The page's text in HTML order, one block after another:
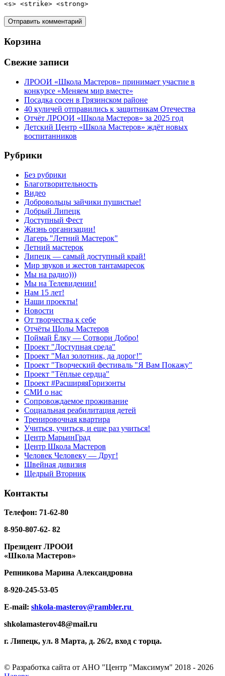
<s> <strike> <strong>
Корзина
Свежие записи
ЛРООИ «Школа Мастеров» принимает участие в
конкурсе «Меняем мир вместе»
Посадка сосен в Грязинском районе
40 куличей отправились к защитникам Отечества
Отчёт ЛРООИ «Школа Мастеров» за 2025 год
Детский Центр «Школа Мастеров» ждёт новых
воспитанников
Рубрики
Без рубрики
Благотворительность
Видео
Добровольцы зайчики пушистые!
Добрый Липецк
Доступный Фест
Жизнь организации!
Лагерь "Летний Мастерок"
Летний мастерок
Липецк — самый доступный край!
Мир звуков и жестов тантамаресок
Мы на радио)))
Мы на Телевидении!
Нам 15 лет!
Наши проекты!
Новости
От творчества к себе
Отчёты Шолы Мастеров
Поймай Ёлку — Сотвори Добро!
Проект "Доступная среда"
Проект "Мал золотник, да дорог!"
Проект "Творческий фестиваль "Я Вам Покажу"
Проект "Тёплые сердца"
Проект #РасширяяГоризонты
СМИ о нас
Сопровождаемое проживание
Социальная реабилитация детей
Тренировочная квартира
Учиться, учиться, и еще раз учиться!
Центр МарьинГрад
Центр Школа Мастеров
Человек Человеку — Друг!
Швейная дивизия
Щедрый Вторник
Контакты
Телефон: 71-62-80
8-950-807-62- 82
Президент ЛРООИ
«Школа Мастеров»
Репникова Марина Александровна
8-920-245-53-05
E-mail: shkola-masterov@rambler.ru
shkolamasterov48@mail.ru
г. Липецк, ул. 8 Марта, д. 26/2, вход с торца.
© Разработка сайта от АНО "Центр "Максимум" 2018 - 2026